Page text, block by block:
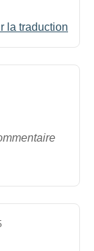
la traduction